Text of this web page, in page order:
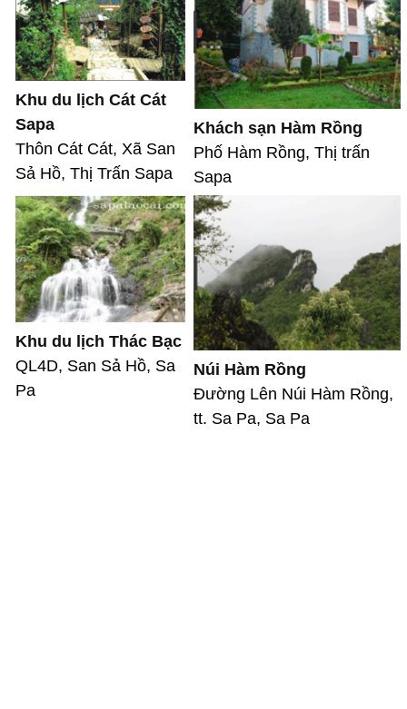
Khu du lịch Cát Cát
Sapa
Thôn Cát Cát, Xã San
Sả Hồ, Thị Trấn Sapa
Khách sạn Hàm Rồng
Phố Hàm Rồng, Thị trấn
Sapa
Khu du lịch Thác Bạc
QL4D, San Sả Hồ, Sa
Pa
Núi Hàm Rồng
Đường Lên Núi Hàm Rồng,
tt. Sa Pa, Sa Pa